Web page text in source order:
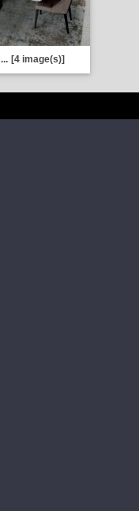
... [4 image(s)]